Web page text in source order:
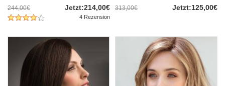
244,00€ Jetzt:214,00€
4 Rezension
313,00€ Jetzt:125,00€